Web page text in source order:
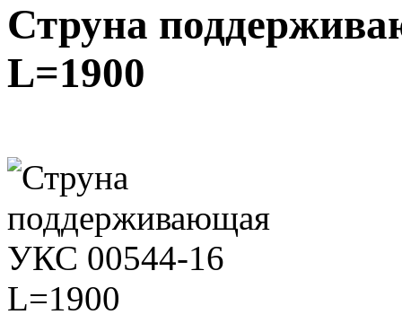
Струна
L=1900